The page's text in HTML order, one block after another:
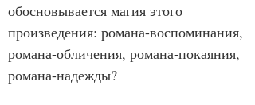
обосновывается магия этого
произведения: романа-воспоминания,
романа-обличения, романа-покаяния,
романа-надежды?